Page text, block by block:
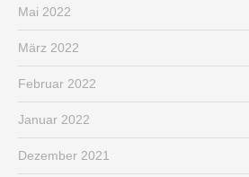
Mai 2022
März 2022
Februar 2022
Januar 2022
Dezember 2021